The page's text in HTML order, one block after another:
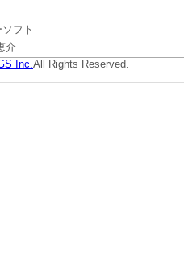
フト
介
Inc.All Rights Reserved.